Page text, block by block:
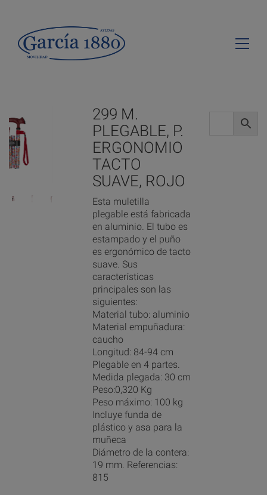
299 M.
PLEGABLE, P.
ERGONOMIO
TACTO
SUAVE, ROJO
Esta muletilla
plegable está fabricada
en aluminio. El tubo es
estampado y el puño
es ergonómico de tacto
suave. Sus
características
principales son las
siguientes:
Material tubo: aluminio
Material empuñadura:
caucho
Longitud: 84-94 cm
Plegable en 4 partes.
Medida plegada: 30 cm
Peso:0,320 Kg
Peso máximo: 100 kg
Incluye funda de
plástico y asa para la
muñeca
Diámetro de la contera:
19 mm. Referencias:
815